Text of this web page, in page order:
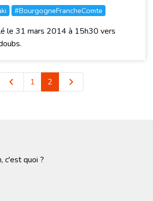
#BourgogneFrancheComte
le 31 mars 2014 à 15h30 vers
1 2
c'est quoi ?